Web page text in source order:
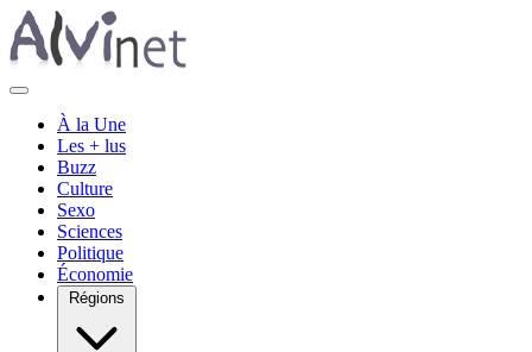
À la Une
Les + lus
Buzz
Culture
Sexo
Sciences
Politique
Économie
Régions